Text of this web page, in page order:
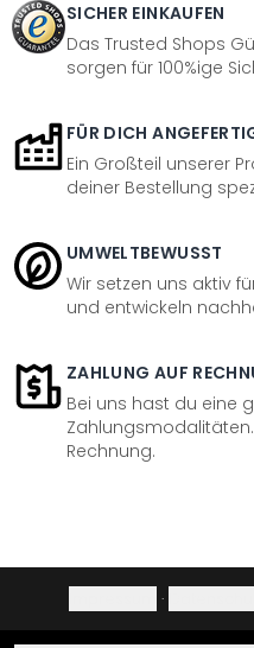
SICHER EINKAUFEN
Das Trusted Shops
sorgen für 100%ige
FÜR DICH
Ein Großteil unserer
deiner Bestellung
UMWELTBEWUSST
Wir setzen uns aktiv
und entwickeln
ZAHLUNG AUF
Bei uns hast du eine
Rechnung.
·